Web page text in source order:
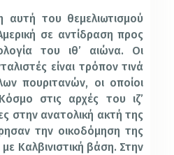
αυτή του θεμελιωτισμού
σε αντίδραση προς
του ιθ’ αιώνα. Οι
είναι τρόπον τινά
πουριτανών, οι οποίοι
στις αρχές του ιζ’
στην ανατολική ακτή της
την οικοδόμηση της
Καλβινιστική βάση. Στην